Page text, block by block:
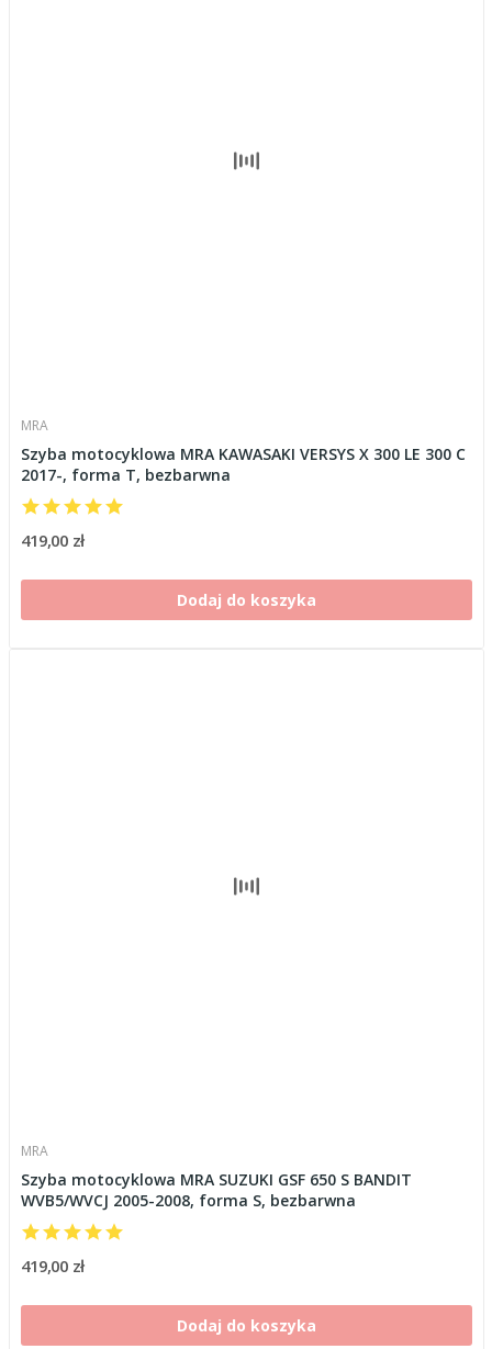
MRA
Szyba motocyklowa MRA KAWASAKI VERSYS X 300 LE 300 C
2017-, forma T, bezbarwna
419,00 zł
Dodaj do koszyka
MRA
Szyba motocyklowa MRA SUZUKI GSF 650 S BANDIT
WVB5/WVCJ 2005-2008, forma S, bezbarwna
419,00 zł
Dodaj do koszyka